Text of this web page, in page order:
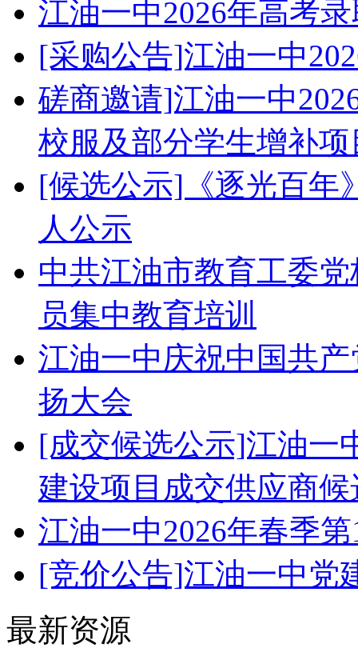
江油一中2026年高考
[采购公告]江油一中
磋商邀请]江油一中
校服及部分学生增补项
[候选公示]《逐光百年
人公示
中共江油市教育工委
员集中教育培训
江油一中庆祝中国共
扬大会
[成交候选公示]江油一
建设项目成交供应商
江油一中2026年春季
[竞价公告]江油一中党
最新资源